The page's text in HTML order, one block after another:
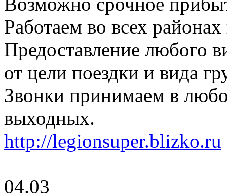
Работаем во всех
Предоставление любого
от цели поездки и вида
Звонки принимаем в
выходных.
http://legionsuper.blizko.ru
04.03